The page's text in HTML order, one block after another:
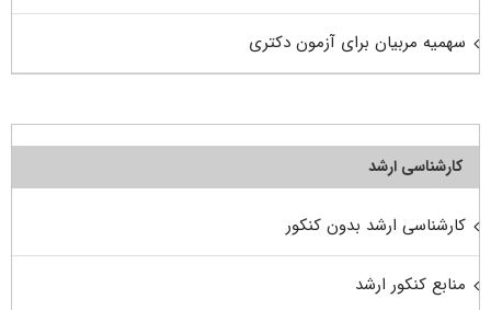
سهمیه مربیان برای آزمون دکتری
کارشناسی ارشد
کارشناسی ارشد بدون کنکور
منابع کنکور ارشد